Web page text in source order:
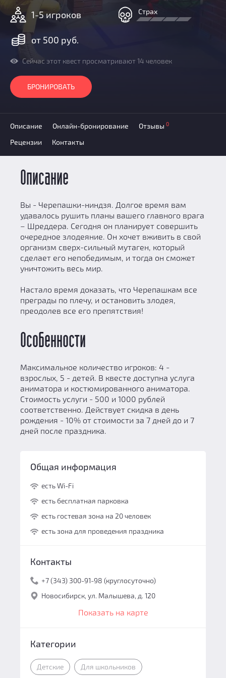
Добавить квест
Партнерам
1-5 игроков
от 500 руб.
Страх
Сейчас этот квест просматривают 14 человек
БРОНИРОВАТЬ
Описание Онлайн-бронирование Отзывы 0
Рецензии Контакты
Описание
Вы - Черепашки-ниндзя. Долгое время вам
удавалось рушить планы вашего главного врага
– Шреддера. Сегодня он планирует совершить
очередное злодеяние. Он хочет вживить в свой
организм сверх-сильный мутаген, который
сделает его непобедимым, и тогда он сможет
уничтожить весь мир.
Настало время доказать, что Черепашкам все
преграды по плечу, и остановить злодея,
преодолев все его препятствия!
Особенности
Максимальное количество игроков: 4 -
взрослых, 5 - детей. В квесте доступна услуга
аниматора и костюмированного аниматора.
Стоимость услуги - 500 и 1000 рублей
соответственно. Действует скидка в день
рождения - 10% от стоимости за 7 дней до и 7
дней после праздника.
Общая информация
есть Wi-Fi
есть бесплатная парковка
есть гостевая зона на 20 человек
есть зона для проведения праздника
Контакты
+7 (343) 300-91-98 (круглосуточно)
Новосибирск, ул. Малышева, д. 120
Показать на карте
Категории
Детские Для школьников